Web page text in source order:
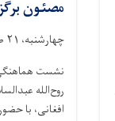
مصئون
چهارشنبه، ۲۱ صفر ۱۴۴۸
نشست
روح‌الله
افغانی، با